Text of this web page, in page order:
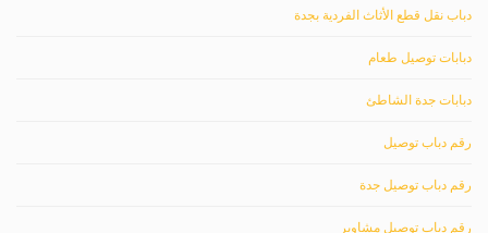
دباب نقل قطع الأثاث الفردية بجدة
دبابات توصيل طعام
دبابات جدة الشاطئ
رقم دباب توصيل
رقم دباب توصيل جدة
رقم دباب توصيل مشاوير